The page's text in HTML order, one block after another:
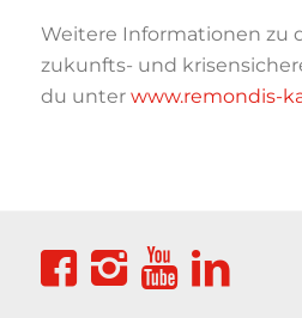
Weitere Informationen zu
zukunfts- und
du unter www.remondis-